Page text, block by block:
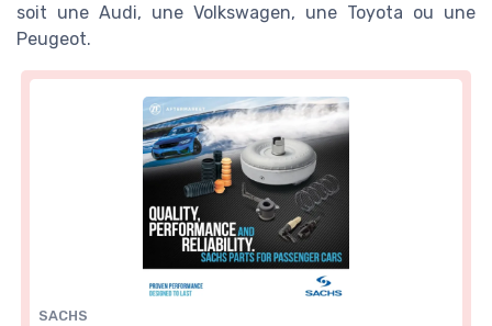
soit une Audi, une Volkswagen, une Toyota ou une
Peugeot.
SACHS